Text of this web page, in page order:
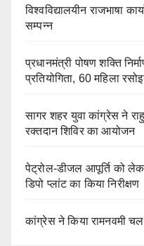
विश्वविद्यालयीन राजभाषा
सम्पन्न
प्रधानमंत्री पोषण शक्ति
प्रतियोगिता, 60 महिला
सागर शहर युवा कांग्रेस ने
रक्तदान शिविर का आयोजन
पेट्रोल-डीजल आपूर्ति को
डिपो प्लांट का किया निरीक्षण
कांग्रेस ने किया रामनवमी